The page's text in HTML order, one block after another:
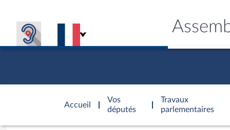
Accueil
d'accueil
Vos
députés
Travaux
parlementaires